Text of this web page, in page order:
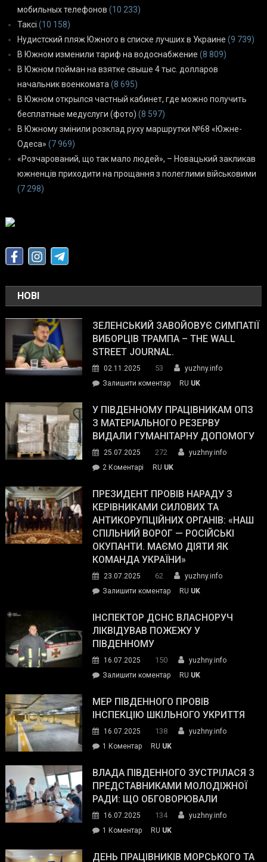
мобильных телефонов (10 233)
Таксі (10 158)
Нудистский пляж Южного в списке лучших в Украине (9 739)
В Южном изменили тариф на водоснабжение (8 809)
В Южном пойман на взятке свыше 4 тыс. долларов
начальник военкомата (8 695)
В Южном открылся частный кабинет, где можно получить
бесплатные медуслуги (фото) (8 597)
В Южному змінили розклад руху маршрутки №68 «Южне-
Одеса» (7 969)
«Розчарований, що так мало людей», – Новацький закликав
южненців приходити на прощання з полеглими військовими
(7 298)
НОВІ
ЗЕЛЕНСЬКИЙ ЗАВОЙОВУЄ СИМПАТІЇ
ВИБОРЦІВ ТРАМПА – THE WALL
STREET JOURNAL.
02.11.2025 53
yuzhny.info
Залишити коментарon
завойовує
симпатії
виборців
The
Street
Journal.
RU UK
У ПІВДЕННОМУ ПРАЦІВНИКАМ ОПЗ
З МАТЕРІАЛЬНОГО РЕЗЕРВУ
ВИДАЛИ ГУМАНІТАРНУ ДОПОМОГУ
25.07.2025 272
yuzhny.info
2 Коментарі
Південному
працівникам
ОПЗ
з
матеріального
резерву
гуманітарну
допомогу
RU UK
ПРЕЗИДЕНТ ПРОВІВ НАРАДУ З
КЕРІВНИКАМИ СИЛОВИХ ТА
АНТИКОРУПЦІЙНИХ ОРГАНІВ: «НАШ
СПІЛЬНИЙ ВОРОГ — РОСІЙСЬКІ
ОКУПАНТИ. МАЄМО ДІЯТИ ЯК
КОМАНДА УКРАЇНИ»
23.07.2025 62
yuzhny.info
Залишити коментарon
провів
нараду
силових
та
органів:
«Наш
спільний
окупанти.
Маємо
діяти
команда
RU UK
ІНСПЕКТОР ДСНС ВЛАСНОРУЧ
ЛІКВІДУВАВ ПОЖЕЖУ У
ПІВДЕННОМУ
16.07.2025 150
yuzhny.info
Залишити коментарon
ДСНС
власноруч
пожежу
у
RU UK
МЕР ПІВДЕННОГО ПРОВІВ
ІНСПЕКЦІЮ ШКІЛЬНОГО УКРИТТЯ
16.07.2025 138
yuzhny.info
1 Коментардо
Південного
провів
інспекцію
укриття
RU UK
ВЛАДА ПІВДЕННОГО ЗУСТРІЛАСЯ З
ПРЕДСТАВНИКАМИ МОЛОДІЖНОЇ
РАДИ: ЩО ОБГОВОРЮВАЛИ
16.07.2025 134
yuzhny.info
1 Коментардо
Південного
RU UK
ДЕНЬ ПРАЦІВНИКІВ МОРСЬКОГО ТА